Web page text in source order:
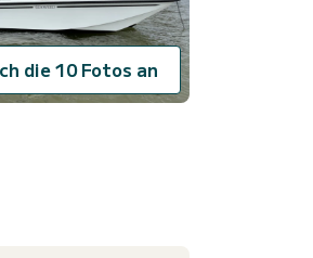
Sehen Sie sich die 10 Fotos an